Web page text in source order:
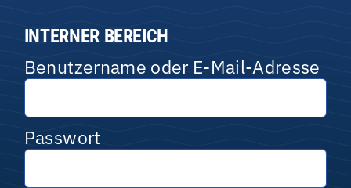
INTERNER BEREICH
Benutzername oder E-Mail-Adresse
Passwort